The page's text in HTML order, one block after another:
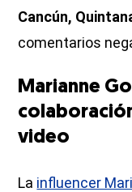
Cancún,
comentarios
Marianne
video
La influencer